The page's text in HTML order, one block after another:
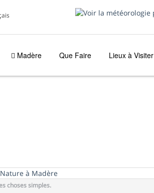
Madère Que Faire Lieux à Visiter
choses simples.